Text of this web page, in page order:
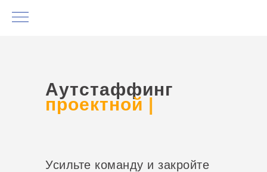
Аутстаффинг
Усильте команду и закройте
проектной